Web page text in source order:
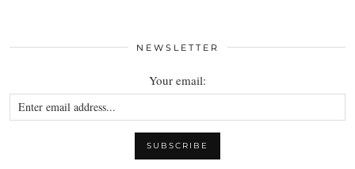
NEWSLETTER
Your email: